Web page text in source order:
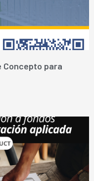
Concepto para